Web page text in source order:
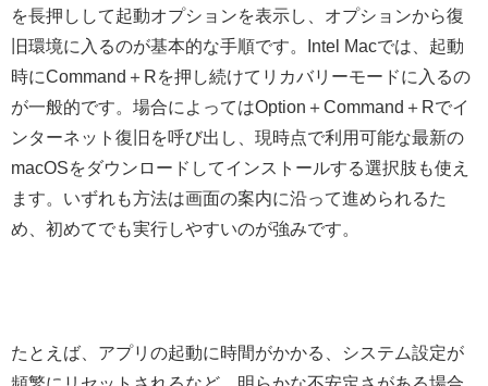
を長押しして起動オプションを表示し、オプションから復
旧環境に入るのが基本的な手順です。Intel Macでは、起動
時にCommand＋Rを押し続けてリカバリーモードに入るの
が一般的です。場合によってはOption＋Command＋Rでイ
ンターネット復旧を呼び出し、現時点で利用可能な最新の
macOSをダウンロードしてインストールする選択肢も使え
ます。いずれも方法は画面の案内に沿って進められるた
め、初めてでも実行しやすいのが強みです。
たとえば、アプリの起動に時間がかかる、システム設定が